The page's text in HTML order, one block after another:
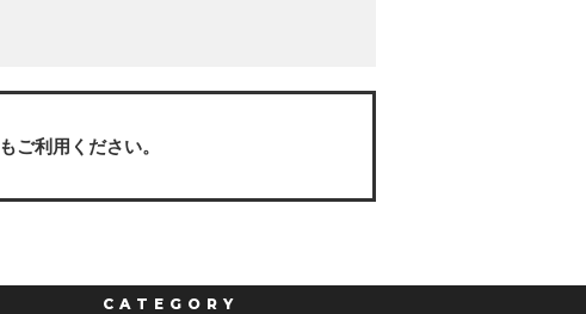
もご利用ください。
CATEGORY